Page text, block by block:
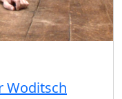
Woditsch